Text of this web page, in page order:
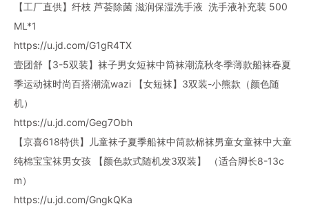
【工厂直供】纤枝 芦荟除菌 滋润保湿洗手液 洗手液补充装 500
ML*1
https://u.jd.com/G1gR4TX
壹团舒【3-5双装】袜子男女短袜中筒袜潮流秋冬季薄款船袜春夏
季运动袜时尚百搭潮流wazi 【女短袜】3双装-小熊款（颜色随
机）
https://u.jd.com/Geg7Obh
【京喜618特供】儿童袜子夏季船袜中筒款棉袜男童女童袜中大童
纯棉宝宝袜男女孩 【颜色款式随机发3双装】 （适合脚长8-13c
m）
https://u.jd.com/GngkQKa